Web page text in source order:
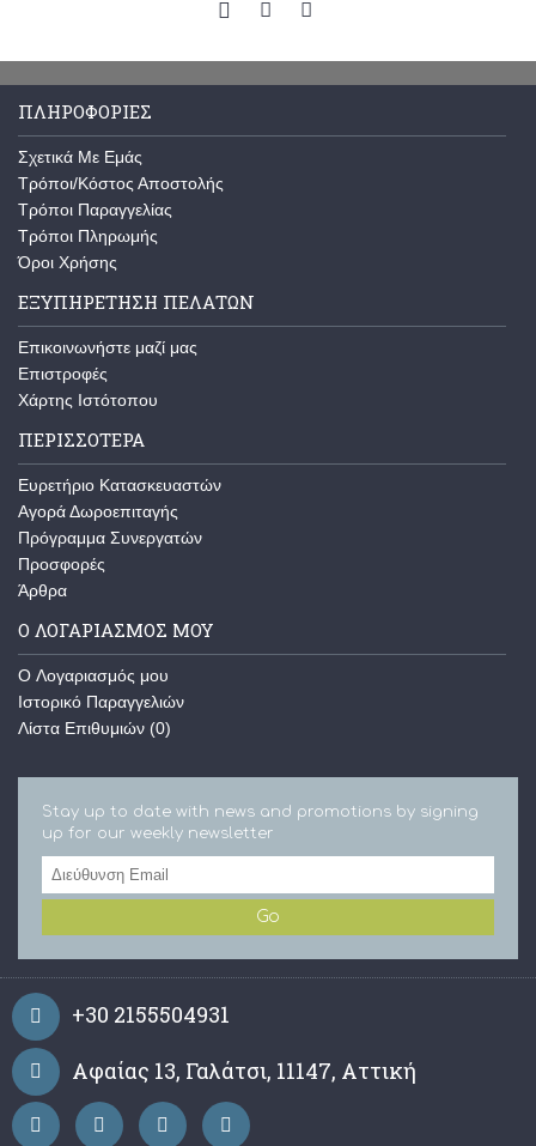
ΠΛΗΡΟΦΟΡΊΕΣ
Σχετικά Με Εμάς
Τρόποι/Κόστος Αποστολής
Τρόποι Παραγγελίας
Τρόποι Πληρωμής
Όροι Χρήσης
ΕΞΥΠΗΡΈΤΗΣΗ ΠΕΛΑΤΏΝ
Επικοινωνήστε μαζί μας
Επιστροφές
Χάρτης Ιστότοπου
ΠΕΡΙΣΣΌΤΕΡΑ
Ευρετήριο Κατασκευαστών
Αγορά Δωροεπιταγής
Πρόγραμμα Συνεργατών
Προσφορές
Άρθρα
Ο ΛΟΓΑΡΙΑΣΜΌΣ ΜΟΥ
O Λογαριασμός μου
Ιστορικό Παραγγελιών
Λίστα Επιθυμιών (0)
Stay up to date with news and promotions by signing
up for our weekly newsletter
Go
+30 2155504931
Αφαίας 13, Γαλάτσι, 11147, Αττική